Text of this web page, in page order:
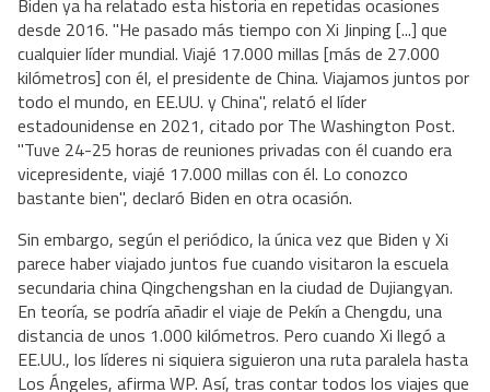
Biden ya ha relatado esta historia en repetidas ocasiones
desde 2016. "He pasado más tiempo con Xi Jinping [...] que
cualquier líder mundial. Viajé 17.000 millas [más de 27.000
kilómetros] con él, el presidente de China. Viajamos juntos por
todo el mundo, en EE.UU. y China", relató el líder
estadounidense en 2021, citado por The Washington Post.
"Tuve 24-25 horas de reuniones privadas con él cuando era
vicepresidente, viajé 17.000 millas con él. Lo conozco
bastante bien", declaró Biden en otra ocasión.
Sin embargo, según el periódico, la única vez que Biden y Xi
parece haber viajado juntos fue cuando visitaron la escuela
secundaria china Qingchengshan en la ciudad de Dujiangyan.
En teoría, se podría añadir el viaje de Pekín a Chengdu, una
distancia de unos 1.000 kilómetros. Pero cuando Xi llegó a
EE.UU., los líderes ni siquiera siguieron una ruta paralela hasta
Los Ángeles, afirma WP. Así, tras contar todos los viajes que